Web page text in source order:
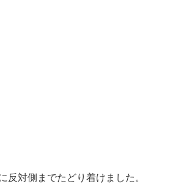
反対側までたどり着けました。